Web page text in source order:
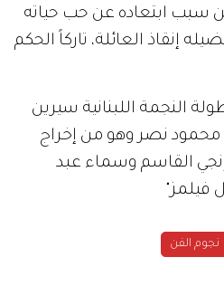
سبب ابتعاده عن حب حياته
إنقاذ العائلة، تاركاً الحكم
النجمة اللبنانية سيرين
محمود نصر وهو من إخراج
القاسم وسماء عبد
فيلمز"
نجوم الفن